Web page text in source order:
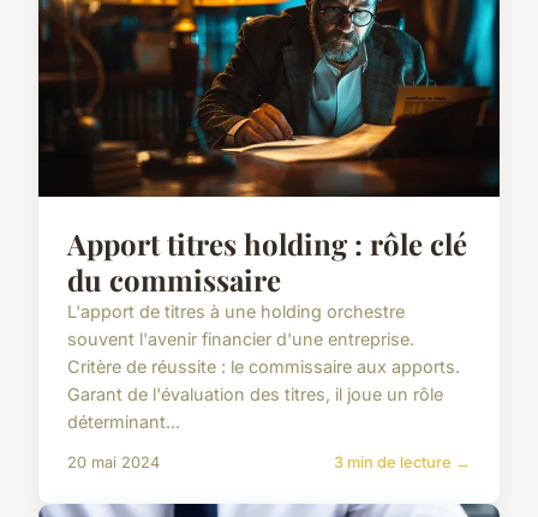
Apport titres holding : rôle clé
du commissaire
L'apport de titres à une holding orchestre
souvent l'avenir financier d'une entreprise.
Critère de réussite : le commissaire aux apports.
Garant de l'évaluation des titres, il joue un rôle
déterminant...
20 mai 2024 3 min de lecture →